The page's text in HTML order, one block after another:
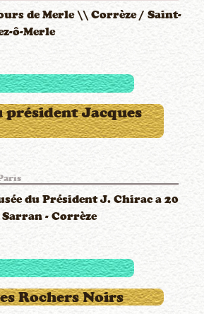
de Merle \\ Corrèze / Saint-
ô-Merle
président Jacques
du Président J. Chirac a 20
- Corrèze
Rochers Noirs